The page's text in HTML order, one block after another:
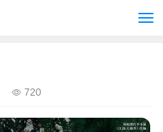
720